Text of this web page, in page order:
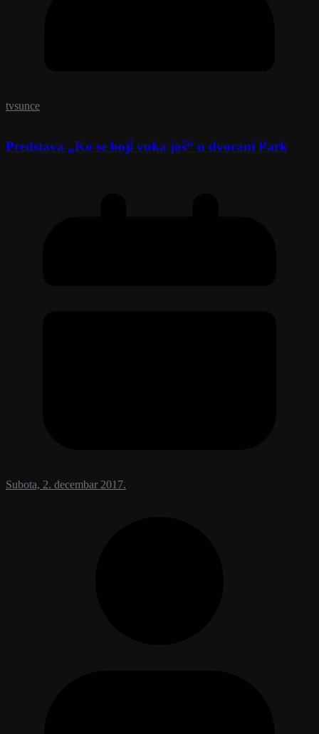
tvsunce
Predstava „Ko se boji vuka još“ u dvorani Park
Subota, 2. decembar 2017.